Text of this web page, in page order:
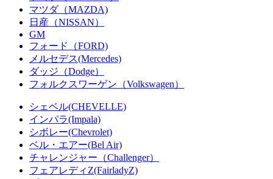
マツダ（MAZDA)
日産（NISSAN）
GM
フォード（FORD)
メルセデス(Mercedes)
ダッジ（Dodge）
フォルクスワーゲン（Volkswagen）
シェベル(CHEVELLE)
インパラ(Impala)
シボレー(Chevrolet)
ベル・エアー(Bel Air)
チャレンジャー（Challenger）
フェアレディZ(FairladyZ)